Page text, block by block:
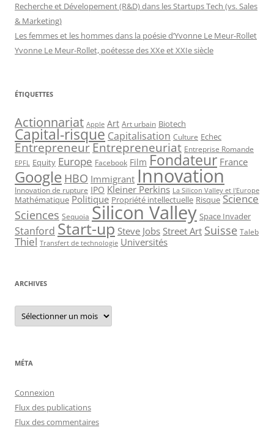
Recherche et Dévelopement (R&D) dans les Startups Tech (vs. Sales
& Marketing)
Les femmes et les hommes dans la poésie d’Yvonne Le Meur-Rollet
Yvonne Le Meur-Rollet, poétesse des XXe et XXIe siècle
ÉTIQUETTES
Actionnariat Apple Art Art urbain Biotech
Capital-risque Capitalisation Culture Echec
EntrepreneurEntrepreneuriat Entreprise Romande
EPFL Equity Europe Facebook Film Fondateur France
Google HBO Immigrant Innovation
Innovation de rupture IPO Kleiner Perkins La Silicon Valley et l'Europe
Mathématique Politique Propriété intellectuelle Risque Science
Sciences Sequoia Silicon Valley Space Invader
Stanford Start-up Steve Jobs Street Art Suisse Taleb
Thiel Transfert de technologie Universités
ARCHIVES
Archives
MÉTA
Connexion
Flux des publications
Flux des commentaires